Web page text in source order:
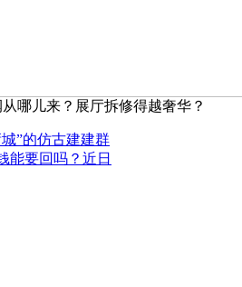
哪儿来？展厅拆修得越奢华？
”的仿古建建群
能要回吗？近日